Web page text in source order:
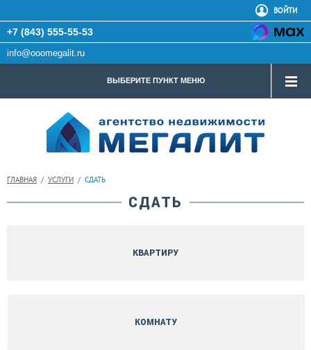
ВОЙТИ
+7 (843) 555-55-53
info@ooomegalit.ru
ВЫБЕРИТЕ ПУНКТ МЕНЮ
ГЛАВНАЯ / УСЛУГИ / СДАТЬ
СДАТЬ
КВАРТИРУ
КОМНАТУ